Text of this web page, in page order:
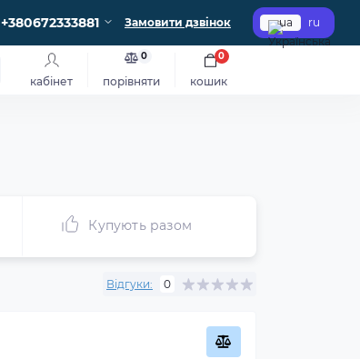
+380672333881 Замовити дзвінок ua ru
кабінет порівняти
0
кошик
0
Купують разом
Відгуки: 0